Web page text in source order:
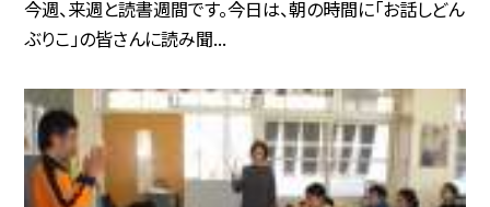
今週、来週と読書週間です。今日は、朝の時間に「お話しどん
ぶりこ」の皆さんに読み聞...